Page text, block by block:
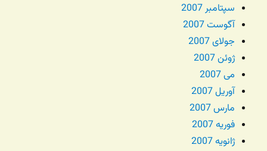
سپتامبر 2007
آگوست 2007
جولای 2007
ژوئن 2007
می 2007
آوریل 2007
مارس 2007
فوریه 2007
ژانویه 2007